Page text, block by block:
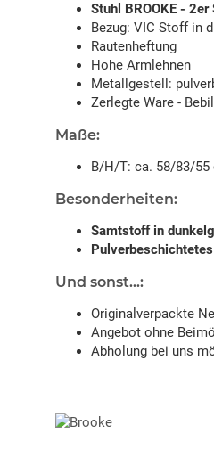
Stuhl BROOKE - 2er
Bezug: VIC Stoff in
Rautenheftung
Hohe Armlehnen
Metallgestell:
Zerlegte Ware -
Maße:
B/H/T: ca. 58/83/55
Besonderheiten:
Samtstoff in
Und sonst...:
Originalverpackte
Angebot ohne
Abholung bei uns